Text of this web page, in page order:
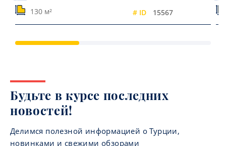
130 м²
# ID 15567
Будьте в курсе последних
новостей!
Делимся полезной информацией о Турции,
новинками и свежими обзорами